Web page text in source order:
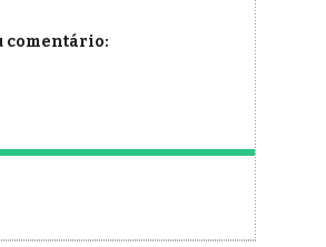
comentário: